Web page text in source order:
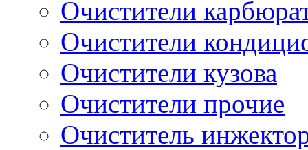
Очистители
Очистители
Очистители кузова
Очистители прочие
Очиститель